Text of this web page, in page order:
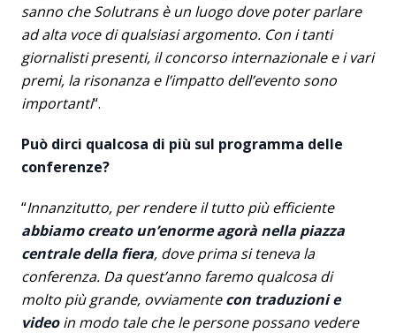
sanno che Solutrans è un luogo dove poter parlare
ad alta voce di qualsiasi argomento. Con i tanti
giornalisti presenti, il concorso internazionale e i vari
premi, la risonanza e l’impatto dell’evento sono
importanti“.
Può dirci qualcosa di più sul programma delle
conferenze?
“Innanzitutto, per rendere il tutto più efficiente
abbiamo creato un’enorme agorà nella piazza
centrale della fiera, dove prima si teneva la
conferenza. Da quest’anno faremo qualcosa di
molto più grande, ovviamentecon traduzioni e
videoin modo tale che le persone possano vedere